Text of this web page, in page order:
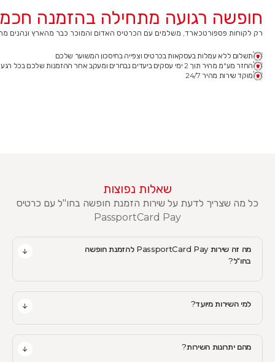
חופשה רגועה מתחילה בהזמנה
רק לקוחות פספורטכארד, משלמים עם הכרטיס האדום והמוכר כבר מהארץ ונהנים
תשלום ללא עמלות בעסקאות בכרטיס וצפייה בחיסכון המשוער שלכם
החזר מע"מ מהיר תוך 2 ימי עסקים ביעדים נבחרים ומעקב אחר ההזמנות שלכם בכל רגע נתון
מוקד שירות מהיר 24/7
שאלות נפוצות
כל מה שצריך לדעת על שירות הזמנת חופשה בחו"ל עם כרטיס
PassportCard Pay
מה זה שירות PassportCard Pay להזמנת חופשה
בחו"ל?
למי השירות מיועד?
מהם יתרונות השירות?